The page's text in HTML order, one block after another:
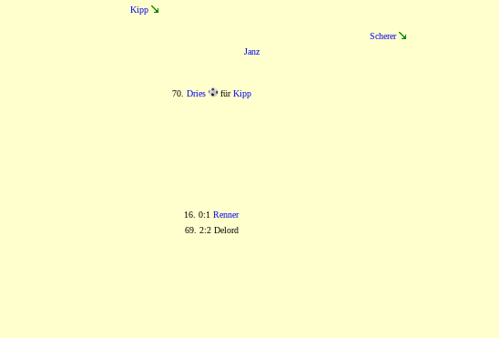
Kipp
Scherer
Janz
70. Dries fürKipp
16. 0:1 Renner
69. 2:2 Delord